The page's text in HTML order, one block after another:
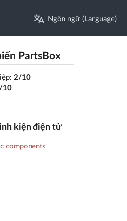
Ngôn ngữ (Language)
PartsBox
2/10
10
kiện điện tử
components